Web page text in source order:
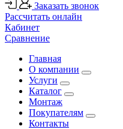
Заказать звонок
Рассчитать онлайн
Кабинет
Сравнение
Главная
О компании
Услуги
Каталог
Монтаж
Покупателям
Контакты